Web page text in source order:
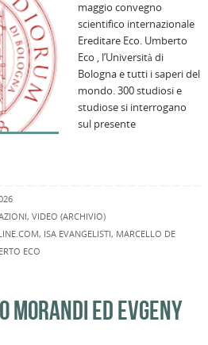
maggio convegno
scientifico internazionale
Ereditare Eco. Umberto
Eco , l’Università di
Bologna e tutti i saperi del
mondo. 300 studiosi e
studiose si interrogano
sul presente
, VIDEO (ARCHIVIO)
, ISA EVANGELISTI, MARCELLO DE
ECO
MORANDI ED EVGENY